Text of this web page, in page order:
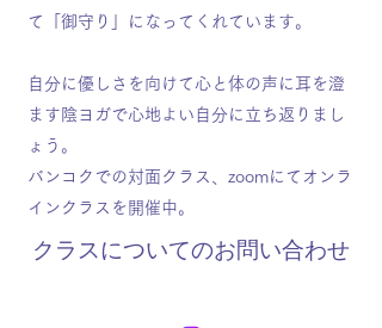
て「御守り」になってくれています。
自分に優しさを向けて心と体の声に耳を澄
ます陰ヨガで心地よい自分に立ち返りまし
ょう。
バンコクでの対面クラス、zoomにてオンラ
インクラスを開催中。
​クラスについてのお問い合わせ